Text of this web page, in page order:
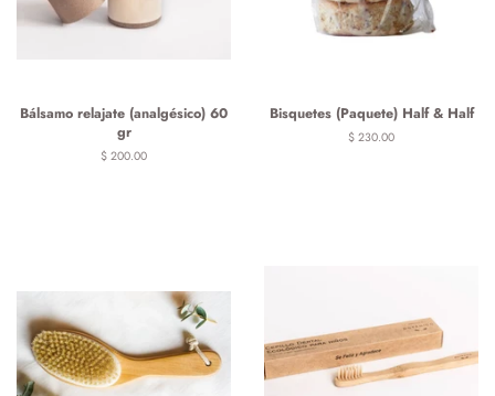
Bálsamo relajate (analgésico) 60
gr
Precio
$ 200.00
Bisquetes (Paquete) Half & Half
Precio
$ 230.00